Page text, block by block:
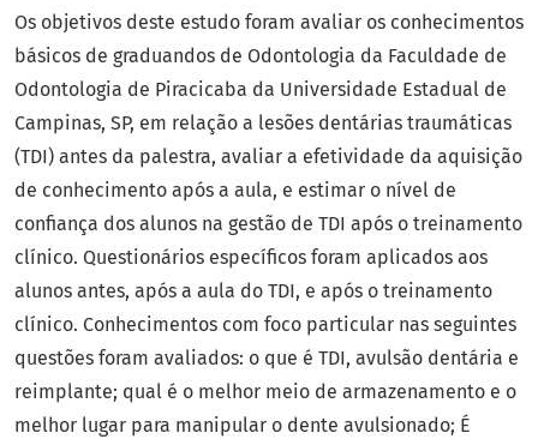
Os objetivos deste estudo foram avaliar os conhecimentos
básicos de graduandos de Odontologia da Faculdade de
Odontologia de Piracicaba da Universidade Estadual de
Campinas, SP, em relação a lesões dentárias traumáticas
(TDI) antes da palestra, avaliar a efetividade da aquisição
de conhecimento após a aula, e estimar o nível de
confiança dos alunos na gestão de TDI após o treinamento
clínico. Questionários específicos foram aplicados aos
alunos antes, após a aula do TDI, e após o treinamento
clínico. Conhecimentos com foco particular nas seguintes
questões foram avaliados: o que é TDI, avulsão dentária e
reimplante; qual é o melhor meio de armazenamento e o
melhor lugar para manipular o dente avulsionado; É